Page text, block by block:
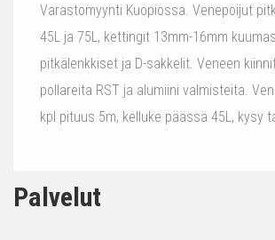
Varastomyynti Kuopiossa. Venepoijut
45L ja 75L, kettingit 13mm-16mm
pitkälenkkiset ja D-sakkelit. Veneen
pollareita RST ja alumiini valmisteita.
kpl pituus 5m, kelluke päässä 45L, kysy
Palvelut